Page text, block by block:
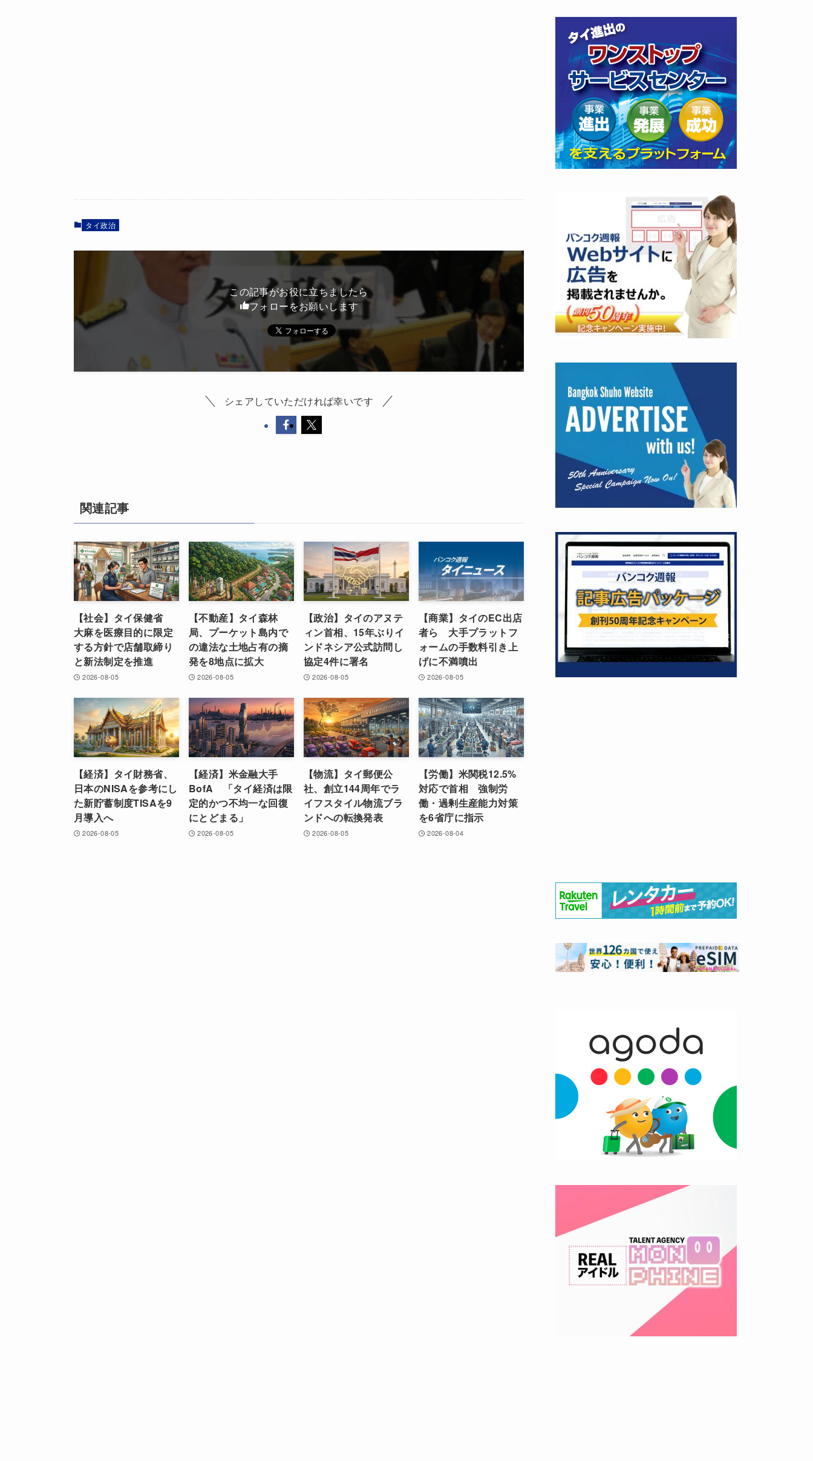
タイ政治
この記事がお役に立ちましたら
フォローをお願いします
シェアしていただければ幸いです
関連記事
【社会】タイ保健省
大麻を医療目的に限定
する方針で店舗取締り
と新法制定を推進
2026-08-05
【不動産】タイ森林
局、プーケット島内で
の違法な土地占有の摘
発を8地点に拡大
2026-08-05
【政治】タイのアヌテ
ィン首相、15年ぶりイ
ンドネシア公式訪問し
協定4件に署名
2026-08-05
【商業】タイのEC出店
者ら 大手プラットフ
ォームの手数料引き上
げに不満噴出
2026-08-05
【経済】タイ財務省、
日本のNISAを参考にし
た新貯蓄制度TISAを9
月導入へ
2026-08-05
【経済】米金融大手
BofA 「タイ経済は限
定的かつ不均一な回復
にとどまる」
2026-08-05
【物流】タイ郵便公
社、創立144周年でラ
イフスタイル物流ブラ
ンドへの転換発表
2026-08-05
【労働】米関税12.5%
対応で首相 強制労
働・過剰生産能力対策
を6省庁に指示
2026-08-04